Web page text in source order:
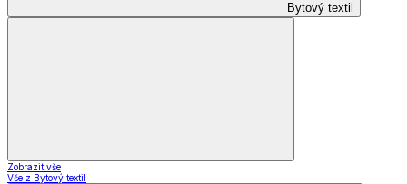
Bytový textil
Zobrazit vše
Vše z Bytový textil